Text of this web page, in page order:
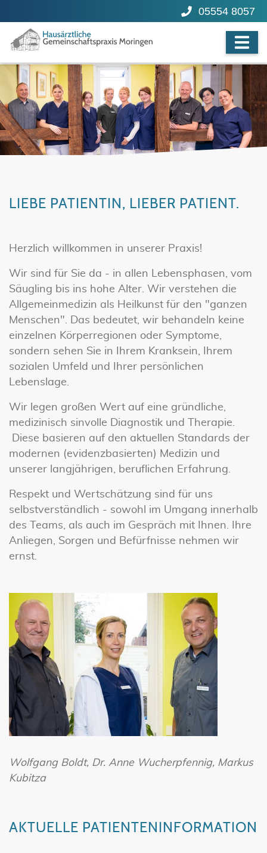
05554 8057
LIEBE PATIENTIN, LIEBER PATIENT.
Herzlich willkommen in unserer Praxis!
Wir sind für Sie da - in allen Lebensphasen, vom
Säugling bis ins hohe Alter. Wir verstehen die
Allgemeinmedizin als Heilkunst für den "ganzen
Menschen". Das bedeutet, wir behandeln keine
einzelnen Körperregionen oder Symptome,
sondern sehen Sie in Ihrem Kranksein, Ihrem
sozialen Umfeld und Ihrer persönlichen
Lebenslage.
Wir legen großen Wert auf eine gründliche,
medizinisch sinvolle Diagnostik und Therapie.
Diese basieren auf den aktuellen Standards der
modernen (evidenzbasierten) Medizin und
unserer langjährigen, beruflichen Erfahrung.
Respekt und Wertschätzung sind für uns
selbstverständlich - sowohl im Umgang innerhalb
des Teams, als auch im Gespräch mit Ihnen. Ihre
Anliegen, Sorgen und Befürfnisse nehmen wir
ernst.
Wolfgang Boldt, Dr. Anne Wucherpfennig, Markus
Kubitza
AKTUELLE PATIENTENINFORMATION